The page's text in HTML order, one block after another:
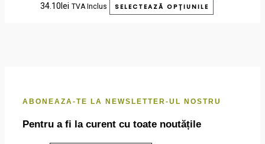
34.10 lei TVA Inclus SELECTEAZĂ OPȚIUNILE
alese
ABONEAZA-TE LA NEWSLETTER-UL NOSTRU
Pentru a fi la curent cu toate noutățile